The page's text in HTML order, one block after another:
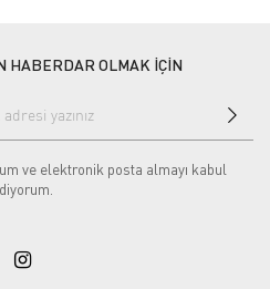
HABERDAR OLMAK İÇİN
ve elektronik posta almayı kabul